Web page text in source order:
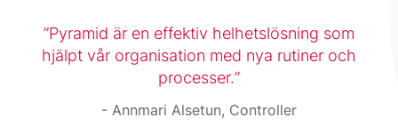
Pyramid är en effektiv helhetslösning som
hjälpt vår organisation med nya rutiner och
processer.
Annmari Alsetun, Controller